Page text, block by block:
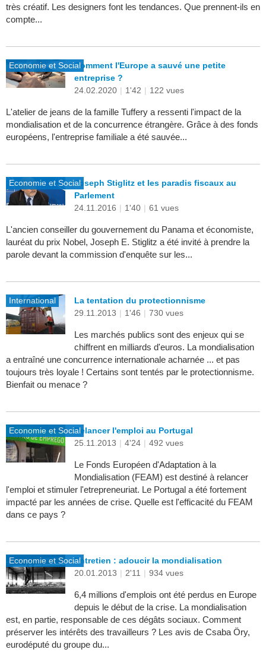
très créatif. Les designers font les tendances. Que prennent-ils en
compte...
Economie et SocialComment l'Europe a sauvé une petite
entreprise ?
24.02.2020 | 1'42 | 122 vues
L'atelier de jeans de la famille Tuffery a ressenti l'impact de la
mondialisation et de la concurrence étrangère. Grâce à des fonds
européens, l'entreprise familiale a été sauvée...
Economie et SocialJoseph Stiglitz et les paradis fiscaux au
Parlement
24.11.2016 | 1'40 | 61 vues
L'ancien conseiller du gouvernement du Panama et économiste,
lauréat du prix Nobel, Joseph E. Stiglitz a été invité à prendre la
parole devant la commission d'enquête sur les...
International
La tentation du protectionnisme
29.11.2013 | 1'46 | 730 vues
Les marchés publics sont des enjeux qui se
chiffrent en milliards d'euros. La mondialisation
a entraîné une concurrence internationale acharnée ... et pas
toujours très loyale ! Certains sont tentés par le protectionnisme.
Bienfait ou menace ?
Economie et SocialRelancer l'emploi au Portugal
25.11.2013 | 4'24 | 492 vues
Le Fonds Européen d'Adaptation à la
Mondialisation (FEAM) est destiné à relancer
l'emploi et stimuler l'etrepreneuriat. Le Portugal a été fortement
impacté par les années de crise. Quelle est l'efficacité du FEAM
dans ce pays ?
Economie et SocialEntretien : adoucir la mondialisation
20.01.2013 | 2'11 | 934 vues
6,4 millions d'emplois ont été perdus en Europe
depuis le début de la crise. La mondialisation
est, en partie, responsable de ces dégâts sociaux. Comment
préserver les intérêts des travailleurs ? Les avis de Csaba Öry,
eurodéputé du groupe du...